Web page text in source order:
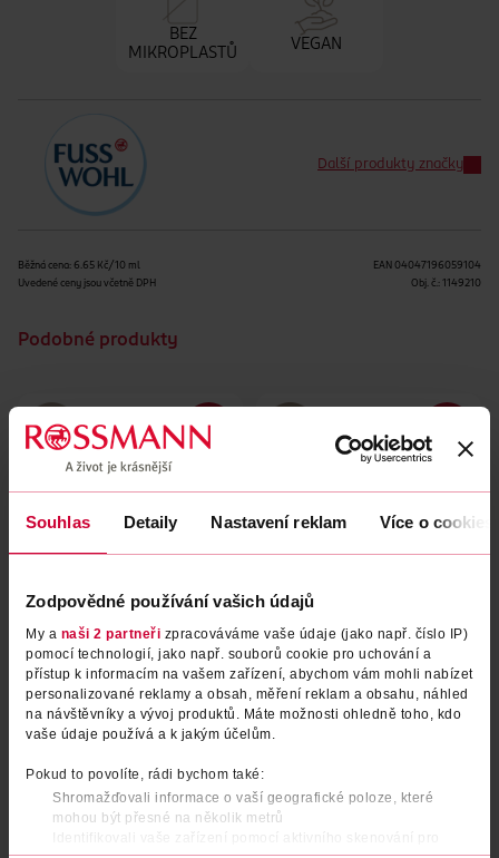
Souhlas Detaily Nastavení reklam Více o cookies
Zodpovědné používání vašich údajů
My a naši 2 partneři zpracováváme vaše údaje (jako např. číslo IP)
pomocí technologií, jako např. souborů cookie pro uchování a
přístup k informacím na vašem zařízení, abychom vám mohli nabízet
personalizované reklamy a obsah, měření reklam a obsahu, náhled
na návštěvníky a vývoj produktů. Máte možnosti ohledně toho, kdo
vaše údaje používá a k jakým účelům.
Pokud to povolíte, rádi bychom také:
Shromažďovali informace o vaší geografické poloze, které
mohou být přesné na několik metrů
Identifikovali vaše zařízení pomocí aktivního skenování pro
BEZ
MIKROPLASTŮ
VEGAN
Další produkty značky
Běžná cena: 6.65 Kč/10 ml
Uvedené ceny jsou včetně DPH
EAN 04047196059104
Obj. č.: 1149210
Podobné produkty
Krém na nohy na zrohovatělou
kůži
49.90 Kč
DO KOŠÍKU
Krém k redukci ztvrdlé kůže
na nohou
Obj. č.: 563833